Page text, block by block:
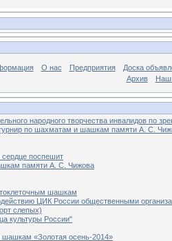
О нас Предприятия
Доска
Архив
народного творчества инвалидов по
по шахматам и шашкам памяти А. С.
поспешит
памяти А. С. Чижова
шашкам
ЦИК России общественными
слепых)
культуры России"
«Золотая осень-2014»